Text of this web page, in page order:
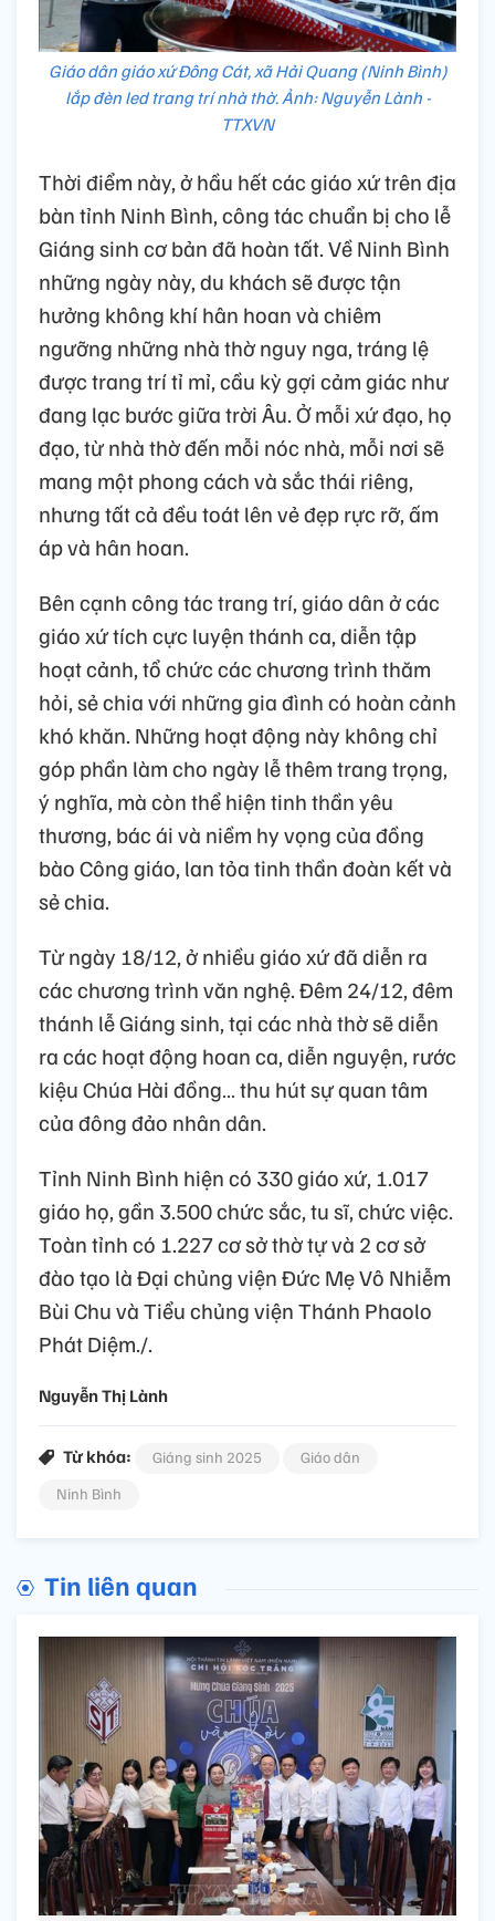
Giáo dân giáo xứ Đông Cát, xã Hải Quang (Ninh Bình)
lắp đèn led trang trí nhà thờ. Ảnh: Nguyễn Lành -
TTXVN
Thời điểm này, ở hầu hết các giáo xứ trên địa
bàn tỉnh Ninh Bình, công tác chuẩn bị cho lễ
Giáng sinh cơ bản đã hoàn tất. Về Ninh Bình
những ngày này, du khách sẽ được tận
hưởng không khí hân hoan và chiêm
ngưỡng những nhà thờ nguy nga, tráng lệ
được trang trí tỉ mỉ, cầu kỳ gợi cảm giác như
đang lạc bước giữa trời Âu. Ở mỗi xứ đạo, họ
đạo, từ nhà thờ đến mỗi nóc nhà, mỗi nơi sẽ
mang một phong cách và sắc thái riêng,
nhưng tất cả đều toát lên vẻ đẹp rực rỡ, ấm
áp và hân hoan.
Bên cạnh công tác trang trí, giáo dân ở các
giáo xứ tích cực luyện thánh ca, diễn tập
hoạt cảnh, tổ chức các chương trình thăm
hỏi, sẻ chia với những gia đình có hoàn cảnh
khó khăn. Những hoạt động này không chỉ
góp phần làm cho ngày lễ thêm trang trọng,
ý nghĩa, mà còn thể hiện tinh thần yêu
thương, bác ái và niềm hy vọng của đồng
bào Công giáo, lan tỏa tinh thần đoàn kết và
sẻ chia.
Từ ngày 18/12, ở nhiều giáo xứ đã diễn ra
các chương trình văn nghệ. Đêm 24/12, đêm
thánh lễ Giáng sinh, tại các nhà thờ sẽ diễn
ra các hoạt động hoan ca, diễn nguyện, rước
kiệu Chúa Hài đồng… thu hút sự quan tâm
của đông đảo nhân dân.
Tỉnh Ninh Bình hiện có 330 giáo xứ, 1.017
giáo họ, gần 3.500 chức sắc, tu sĩ, chức việc.
Toàn tỉnh có 1.227 cơ sở thờ tự và 2 cơ sở
đào tạo là Đại chủng viện Đức Mẹ Vô Nhiễm
Bùi Chu và Tiểu chủng viện Thánh Phaolo
Phát Diệm./.
Nguyễn Thị Lành
Từ khóa: Giáng sinh 2025
Giáo dân
Ninh Bình
Tin liên quan